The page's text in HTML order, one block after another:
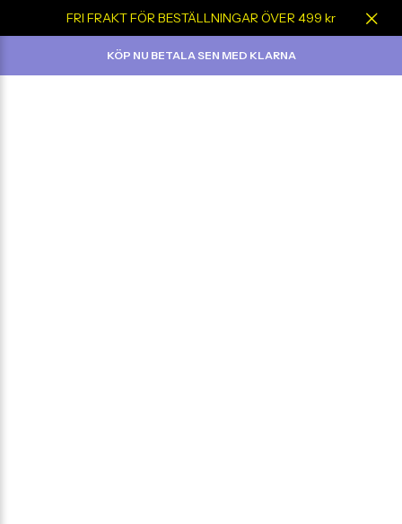
FRI FRAKT FÖR BESTÄLLNINGAR ÖVER 499 kr
KÖP NU BETALA SEN MED KLARNA